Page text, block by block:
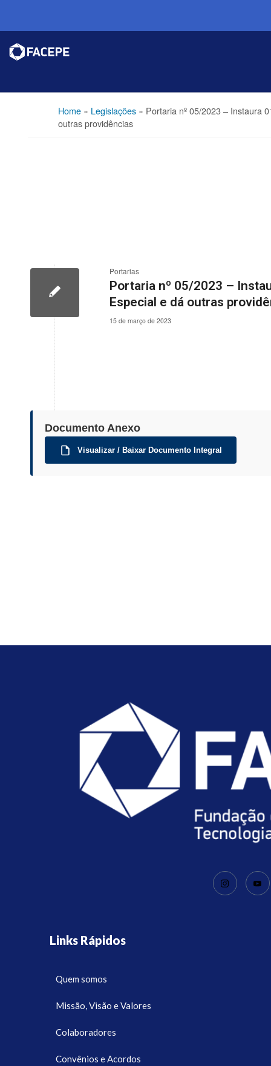
Home» Legislações» Portaria nº 05/2023 – Instaura
outras providências
Portarias
Portaria nº 05/2023 –
Especial e dá outras
15 de março de 2023
Documento Anexo
Visualizar / Baixar Documento Integral
Links Rápidos
Quem somos
Missão, Visão e Valores
Colaboradores
Convênios e Acordos